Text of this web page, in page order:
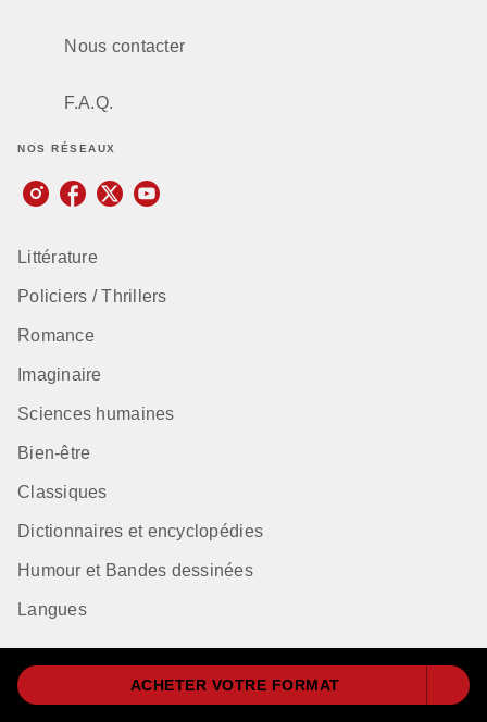
ACHETER VOTRE FORMAT
Nous contacter
F.A.Q.
NOS RÉSEAUX
Littérature
Policiers / Thrillers
Romance
Imaginaire
Sciences humaines
Bien-être
Classiques
Dictionnaires et encyclopédies
Humour et Bandes dessinées
Langues
Qui sommes-nous ?